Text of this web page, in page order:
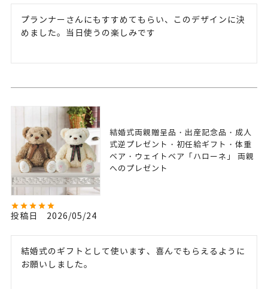
プランナーさんにもすすめてもらい、このデザインに決
めました。当日使うの楽しみです
結婚式両親贈呈品・出産記念品・成人
式逆プレゼント・初任給ギフト・体重
ベア・ウェイトベア「ハローネ」 両親
へのプレゼント
投稿日 2026/05/24
結婚式のギフトとして使います、喜んでもらえるように
お願いしました。